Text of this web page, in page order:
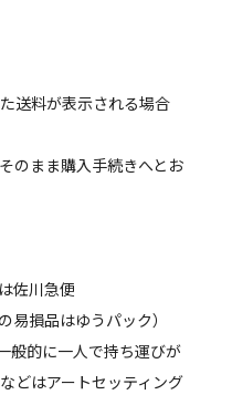
送料が表示される場合
のまま購入手続きへとお
佐川急便
易損品はゆうパック）
般的に一人で持ち運びが
どはアートセッティング